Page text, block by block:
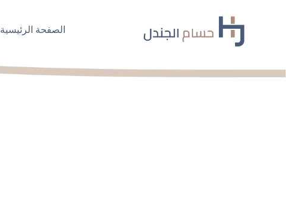
content
الصفحة الرئيسية